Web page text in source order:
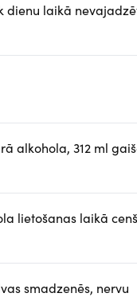
dienu laikā
alkohola, 312 ml
lietošanas laikā
smadzenēs, nervu